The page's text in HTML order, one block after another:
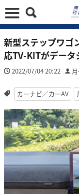
新型ステップワゴ
応TV-KITがデータ
2022/07/04 20:22
カーナビ／カーAV